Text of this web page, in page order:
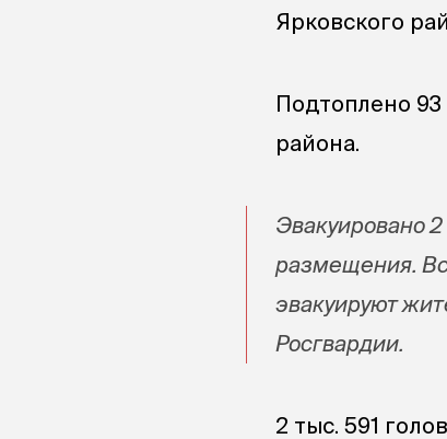
Ярковского
Подтоплено
района.
Эвакуировано
размещения.
эвакуируют
Росгвардии.
2 тыс. 591